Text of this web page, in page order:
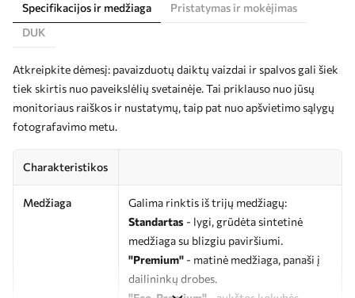
Specifikacijos ir medžiaga
Pristatymas ir mokėjimas
DUK
Atkreipkite dėmesį: pavaizduotų daiktų vaizdai ir spalvos gali šiek
tiek skirtis nuo paveikslėlių svetainėje. Tai priklauso nuo jūsų
monitoriaus raiškos ir nustatymų, taip pat nuo apšvietimo sąlygų
fotografavimo metu.
Charakteristikos
Medžiaga
Galima rinktis iš trijų medžiagų:
Standartas - lygi, grūdėta sintetinė
medžiaga su blizgiu paviršiumi.
"Premium" - matinė medžiaga, panaši į
dailininkų drobes.